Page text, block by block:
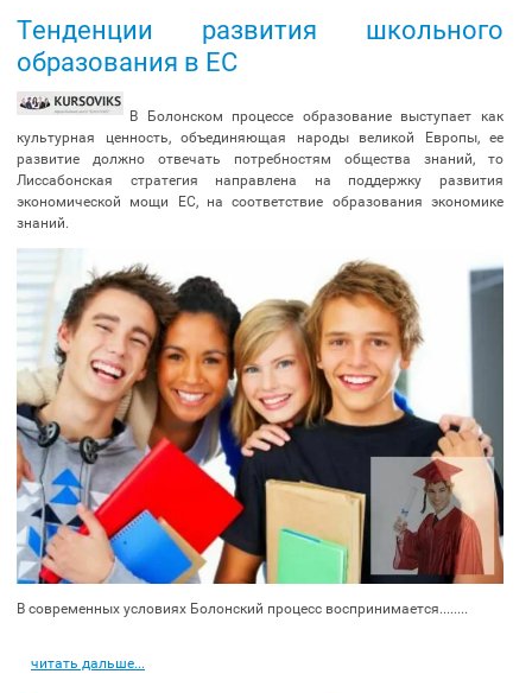
Тенденции развития школьного
образования в ЕС
В Болонском процессе образование выступает как
культурная ценность, объединяющая народы великой Европы, ее
развитие должно отвечать потребностям общества знаний, то
Лиссабонская стратегия направлена на поддержку развития
экономической мощи ЕС, на соответствие образования экономике
знаний.
В современных условиях Болонский процесс воспринимается........
читать дальше...